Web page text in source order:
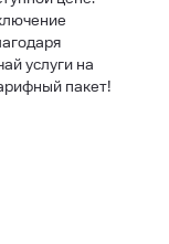
услуги на
пакет!